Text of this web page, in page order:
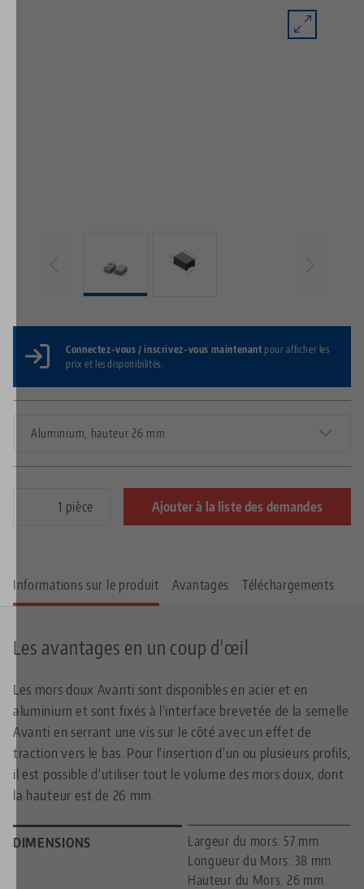
Connectez-vous / inscrivez-vous maintenantpour afficher les
prix et les disponibilités.
Aluminium, hauteur 26 mm
pièce Ajouter à la liste des demandes
Informations sur le produit Avantages Téléchargements
Les avantages en un coup d'œil
Les mors doux Avanti sont disponibles en acier et en
aluminium et sont fixés à l'interface brevetée de la semelle
Avanti en serrant une vis sur le côté avec un effet de
traction vers le bas. Pour l'insertion d'un ou plusieurs profils,
il est possible d'utiliser tout le volume des mors doux, dont
la hauteur est de 26 mm.
DIMENSIONS
Largeur du mors: 57 mm
Longueur du Mors: 38 mm
Hauteur du Mors: 26 mm